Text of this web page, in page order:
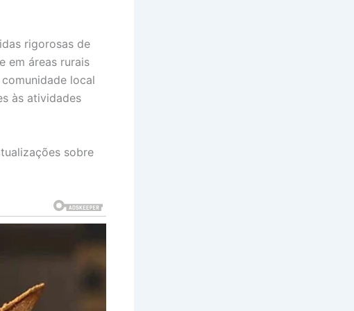
rigorosas de
em áreas rurais
local
às atividades
sobre